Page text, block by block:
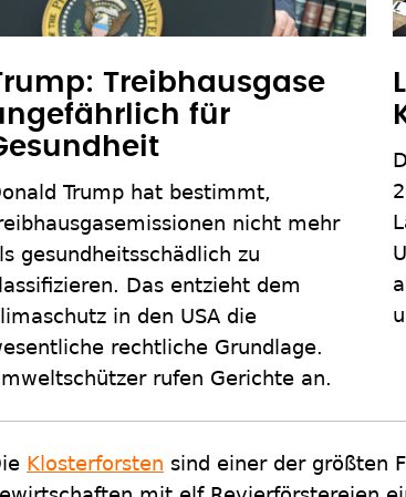
Treibhausgase
für
Trump hat bestimmt,
nicht mehr
gesundheitsschädlich zu
Das entzieht dem
in den USA die
rechtliche Grundlage.
rufen Gerichte an.
Klosterforsten sind einer der größten